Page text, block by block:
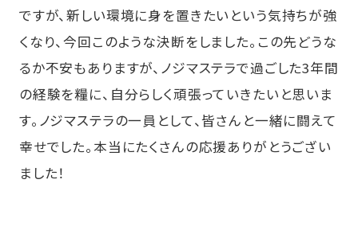
ですが、新しい環境に身を置きたいという気持ちが強
くなり、今回このような決断をしました。この先どうな
るか不安もありますが、ノジマステラで過ごした3年間
の経験を糧に、自分らしく頑張っていきたいと思いま
す。ノジマステラの一員として、皆さんと一緒に闘えて
幸せでした。本当にたくさんの応援ありがとうござい
ました！